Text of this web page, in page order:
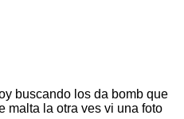
buscando los da bomb que
malta la otra ves vi una foto